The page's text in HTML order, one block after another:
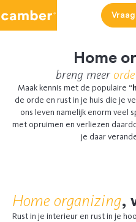
Home
breng meer orde
Maak kennis met de populaire “
de orde en rust in je huis die je
ons leven namelijk enorm veel
met opruimen en verliezen
je daar
Home organizing,
Rust in je interieur en rust in je